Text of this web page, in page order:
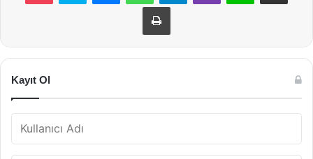
Yazdır
Kayıt Ol